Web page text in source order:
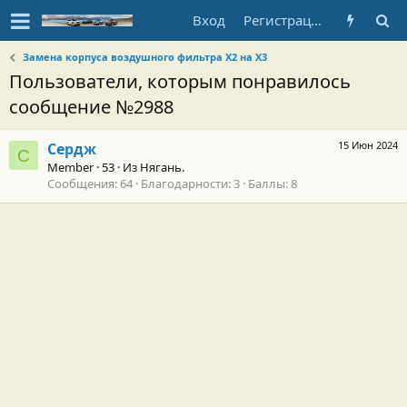
Вход Регистрация
Замена корпуса воздушного фильтра Х2 на Х3
Пользователи, которым понравилось
сообщение №2988
С
15 Июн 2024
Сердж
Member ·53 · Из Нягань.
Сообщения 64 Благодарности 3 Баллы 8